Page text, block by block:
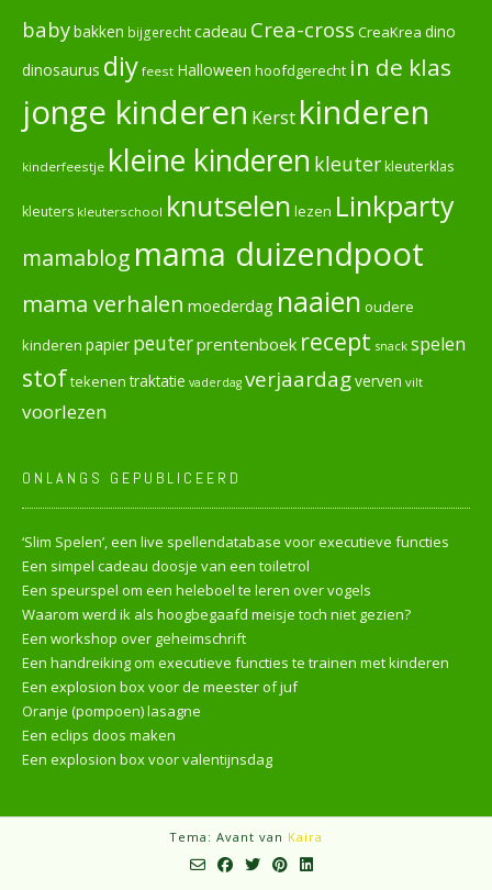
babybakken bijgerechtcadeau Crea-cross CreaKrea dino
dinosaurus diy feest Halloween hoofdgerecht in de klas
jonge kinderen Kerst kinderen
kinderfeestje kleine kinderen kleuterkleuterklas
kleuters kleuterschool knutselen lezen Linkparty
mamablog mama duizendpoot
mama verhalen moederdag naaien oudere
kinderen papier peuterprentenboek recept snack spelen
stoftekenen traktatie vaderdag verjaardagverven vilt
voorlezen
ONLANGS GEPUBLICEERD
‘Slim Spelen’, een live spellendatabase voor executieve functies
Een simpel cadeau doosje van een toiletrol
Een speurspel om een heleboel te leren over vogels
Waarom werd ik als hoogbegaafd meisje toch niet gezien?
Een workshop over geheimschrift
Een handreiking om executieve functies te trainen met kinderen
Een explosion box voor de meester of juf
Oranje (pompoen) lasagne
Een eclips doos maken
Een explosion box voor valentijnsdag
Tema: Avant van Kaira